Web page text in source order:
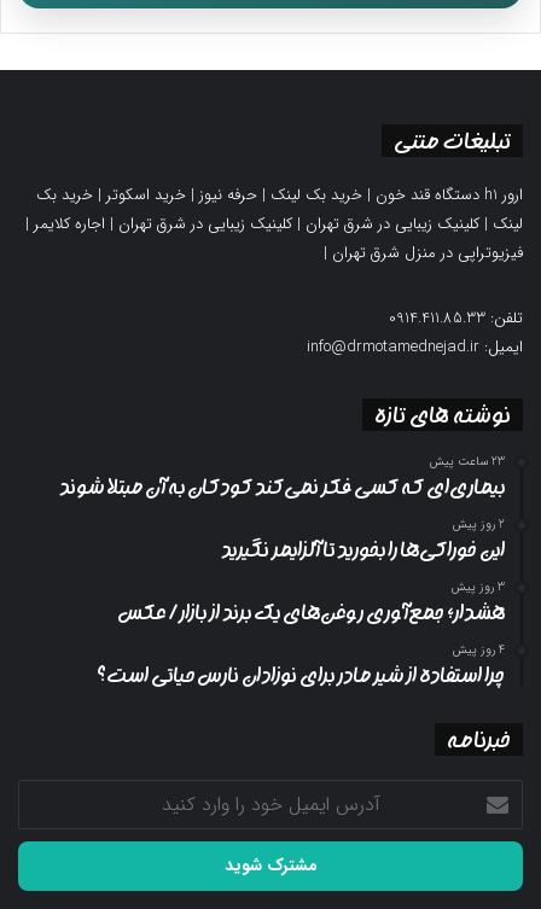
تبلیغات متنی
ارور h1 دستگاه قند خون | خرید بک لینک | حرفه نیوز | خرید اسکوتر | خرید بک
لینک |کلینیک زیبایی در شرق تهران |کلینیک زیبایی در شرق تهران | اجاره کلایمر |
فیزیوتراپی در منزل شرق تهران |
تلفن: 0914.411.85.33
ایمیل: info@drmotamednejad.ir
نوشته های تازه
23 ساعت پیش
بیماری‌ای که کسی فکر نمی‌کند کودکان به آن مبتلا شوند
2 روز پیش
این خوراکی‌ها را بخورید تا آلزایمر نگیرید
3 روز پیش
هشدار؛ جمع‌آوری روغن‌های یک برند از بازار/ عکس
4 روز پیش
چرا استفاده از شیر مادر برای نوزادان نارس حیاتی است؟
خبرنامه
آدرس
ایمیل
خود
وارد